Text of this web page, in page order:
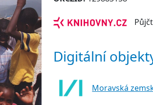
Digitální
Moravská